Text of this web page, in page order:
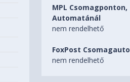
MPL Csomagponton,
Automatánál
nem rendelhető
FoxPost
nem rendelhető